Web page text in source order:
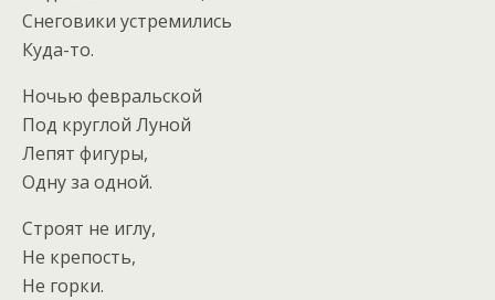
Снеговики устремились
Куда-то.
Ночью февральской
Под круглой Луной
Лепят фигуры,
Одну за одной.
Строят не иглу,
Не крепость,
Не горки.